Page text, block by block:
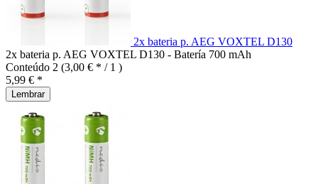
2x bateria p. AEG VOXTEL D130
2x bateria p. AEG VOXTEL D130 - Batería 700 mAh
Conteúdo 2 (3,00 € * / 1 )
5,99 € *
Lembrar